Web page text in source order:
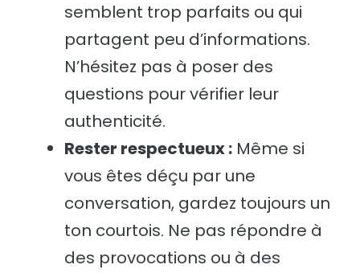
semblent trop parfaits ou qui
partagent peu d’informations.
N’hésitez pas à poser des
questions pour vérifier leur
authenticité.
Rester respectueux : Même si
vous êtes déçu par une
conversation, gardez toujours un
ton courtois. Ne pas répondre à
des provocations ou à des